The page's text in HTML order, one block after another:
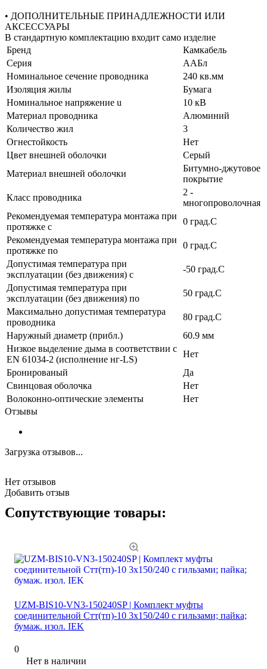
• ДОПОЛНИТЕЛЬНЫЕ ПРИНАДЛЕЖНОСТИ ИЛИ
АКСЕССУАРЫ
В стандартную комплектацию входит само изделие
Бренд
Камкабель
Серия
ААБл
Номинальное сечение проводника
240 кв.мм
Изоляция жилы
Бумага
Номинальное напряжение u
10 кВ
Материал проводника
Алюминий
Количество жил
3
Огнестойкость
Нет
Цвет внешней оболочки
Серый
Материал внешней оболочки
Битумно-джутовое
покрытие
Класс проводника
2 -
многопроволочная
Рекомендуемая температура монтажа при
протяжке с
0 град.C
Рекомендуемая температура монтажа при
протяжке по
0 град.C
Допустимая температура при
эксплуатации (без движения) с
-50 град.C
Допустимая температура при
эксплуатации (без движения) по
50 град.C
Максимально допустимая температура
проводника
80 град.C
Наружный диаметр (прибл.)
60.9 мм
Низкое выделение дыма в соответствии с
EN 61034-2 (исполнение нг-LS)
Нет
Бронированый
Да
Свинцовая оболочка
Нет
Волоконно-оптические элементы
Нет
Отзывы
Загрузка отзывов...
Нет отзывов
Добавить отзыв
Сопутствующие товары:
UZM-BIS10-VN3-150240SP | Комплект муфты
соединительной Стт(тп)-10 3х150/240 с гильзами; пайка;
бумаж. изол. IEK
0
Нет в наличии